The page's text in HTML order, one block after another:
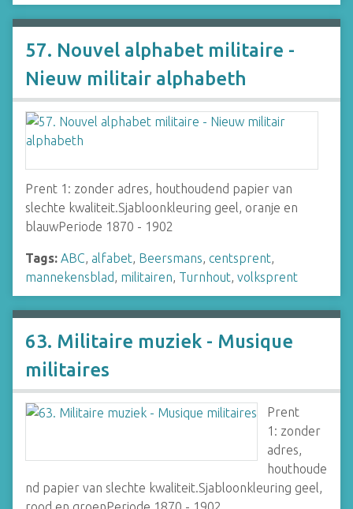
57. Nouvel alphabet militaire -
Nieuw militair alphabeth
Prent 1: zonder adres, houthoudend papier van
slechte kwaliteit.Sjabloonkleuring geel, oranje en
blauwPeriode 1870 - 1902
Tags: ABC, alfabet, Beersmans, centsprent,
mannekensblad, militairen, Turnhout, volksprent
63. Militaire muziek - Musique
militaires
Prent
1: zonder
adres,
houthoude
nd papier van slechte kwaliteit.Sjabloonkleuring geel,